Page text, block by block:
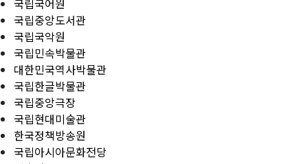
국립국어원
국립중앙도서관
국립국악원
국립민속박물관
대한민국역사박물관
국립한글박물관
국립중앙극장
국립현대미술관
한국정책방송원
국립아시아문화전당